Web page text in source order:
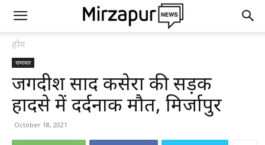
होम
समाचार
जगदीश प्रसाद कसेरा की सड़क
हादसे में दर्दनाक मौत, मिर्जापुर
October 18, 2021